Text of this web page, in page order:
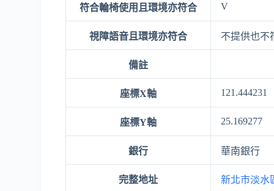
符合輪椅使用且環境亦符合 V
視障語音且環境亦符合 不提供也不
備註
座標X軸 121.444231
座標Y軸 25.169277
銀行 華南銀行
完整地址 新北市淡水